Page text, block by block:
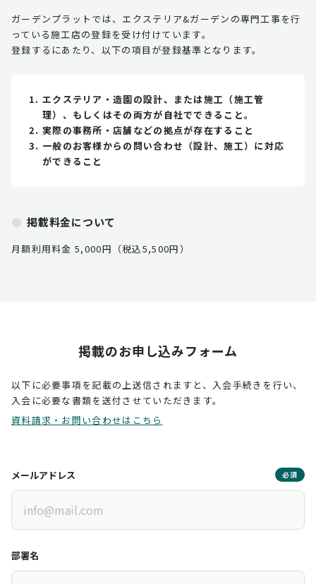
ガーデンプラットでは、エクステリア&ガーデンの専門工事を行
っている施工店の登録を受け付けています。
登録するにあたり、以下の項目が登録基準となります。
エクステリア・造園の設計、または施工（施工管
理）、もしくはその両方が自社でできること。
実際の事務所・店舗などの拠点が存在すること
一般のお客様からの問い合わせ（設計、施工）に対応
ができること
掲載料金について
月額利用料金 5,000円（税込5,500円）
掲載のお申し込みフォーム
以下に必要事項を記載の上送信されますと、入会手続きを行い、
入会に必要な書類を送付させていただきます。
資料請求・お問い合わせはこちら
メールアドレス 必須
部署名